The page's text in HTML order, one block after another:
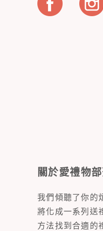
關於愛禮物
我們傾聽了你的
將化成一系列送
方法找到合適的